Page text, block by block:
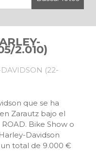
2.010)
que se ha
Zarautz bajo el
Bike Show o
Davidson
total de 9.000 €